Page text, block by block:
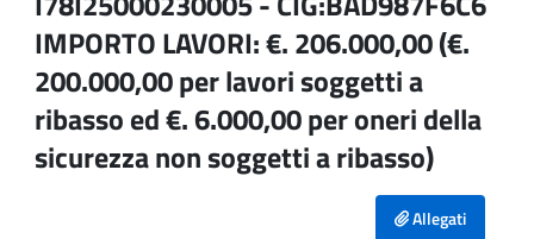
IMPORTO LAVORI: €. 206.000,00 (€.
200.000,00 per lavori soggetti a
ribasso ed €. 6.000,00 per oneri della
sicurezza non soggetti a ribasso)
Allegati